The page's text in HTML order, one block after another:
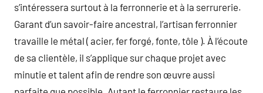
s’intéressera surtout à la ferronnerie et à la serrurerie.
Garant d’un savoir-faire ancestral, l’artisan ferronnier
travaille le métal ( acier, fer forgé, fonte, tôle ). À l’écoute
de sa clientèle, il s’applique sur chaque projet avec
minutie et talent afin de rendre son œuvre aussi